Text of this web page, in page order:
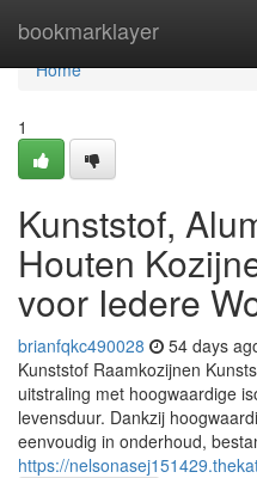
bookmarklayer
Home
Home
1
Kunststof,
Houten
voor Iedere
brianfqkc490028 54 days
Kunststof Raamkozijnen
uitstraling met hoogwaardige
levensduur. Dankzij
eenvoudig in onderhoud,
https://